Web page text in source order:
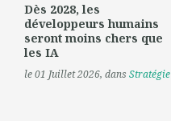
Dès 2028, les
développeurs humains
seront moins chers que
les IA
le 01 Juillet 2026, dansStratégie